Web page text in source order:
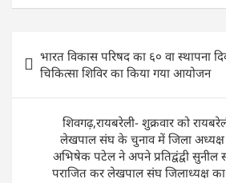
at
s
A
p
p
c
e
b
o
o
k
itt
er
k
e
dI
n
ai
l
navigation
भारत विकास परिषद का ६० वा स्थापना
चिकित्सा शिविर का किया गया आयोजन
शिवगढ़,रायबरेली- शुक्रवार को
लेखपाल संघ के चुनाव में जिला अध्यक्ष
अभिषेक पटेल ने अपने प्रतिद्वंद्वी
पराजित कर लेखपाल संघ जिलाध्यक्ष